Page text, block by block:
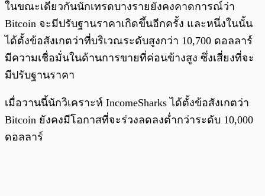
ในขณะเดียวกันนักเทรดบางรายยังคงคาดการณ์ว่า
Bitcoin จะมีปรับฐานราคาเกิดขึ้นอีกครั้ง และหนึ่งในนั้น
ได้ตั้งข้อสังเกตว่าที่บริเวณระดับสูงกว่า 10,700 ดอลลาร์
มีความเชื่อมั่นในด้านการขายที่ค่อนข้างสูง ซึ่งเสี่ยงที่จะ
มีปรับฐานราคา
เมื่อวานนี้นักวิเคราะห์ IncomeSharks ได้ตั้งข้อสังเกตว่า
Bitcoin ยังคงมีโอกาสที่จะร่วงลดลงต่ำกว่าระดับ 10,000
ดอลลาร์